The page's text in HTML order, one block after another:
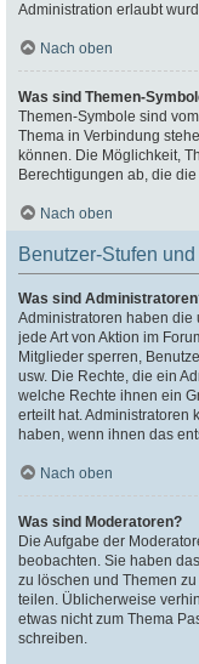
Administration erlaubt
Nach oben
Was sind Themen-
Themen-Symbole sind
Thema in Verbindung
können. Die Möglichkeit,
Berechtigungen ab, die
Nach oben
Benutzer-Stufen
Was sind
Administratoren haben die
jede Art von Aktion im
Mitglieder sperren,
usw. Die Rechte, die ein
welche Rechte ihnen ein
erteilt hat. Administratoren
haben, wenn ihnen das
Nach oben
Was sind Moderatoren?
Die Aufgabe der
beobachten. Sie haben
zu löschen und Themen
teilen. Üblicherweise
etwas nicht zum Thema
schreiben.